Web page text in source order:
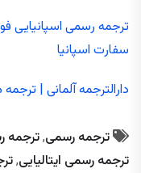
ترجمه رسمی اسپانیایی
سفارت اسپانیا
دارالترجمه آلمانی |
ترجمه رسمی,ترجمه
ترجمه رسمی ایتالیایی,